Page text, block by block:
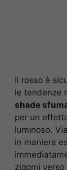
Il rosso è
le tendenze
shade
per un
luminoso.
in maniera
zigomi